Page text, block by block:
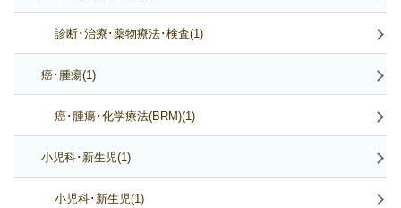
診断･治療･薬物療法･検査(1)
癌･腫瘍(1)
癌･腫瘍･化学療法(BRM)(1)
小児科･新生児(1)
小児科･新生児(1)